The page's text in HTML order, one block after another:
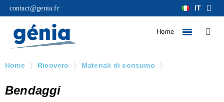
contact@genia.fr IT
Home
Home Ricovero Materiali di consumo
Bendaggi